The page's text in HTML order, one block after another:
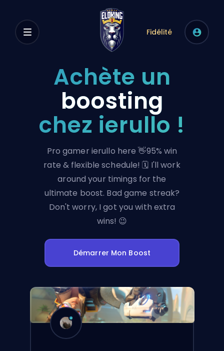
Fidélité
Achète un
boosting
chez ierullo !
Pro gamer ierullo here 👋95% win
rate & flexible schedule! 🗓️ I'll work
around your timings for the
ultimate boost. Bad game streak?
Don't worry, I got you with extra
wins! 😉
Démarrer Mon Boost